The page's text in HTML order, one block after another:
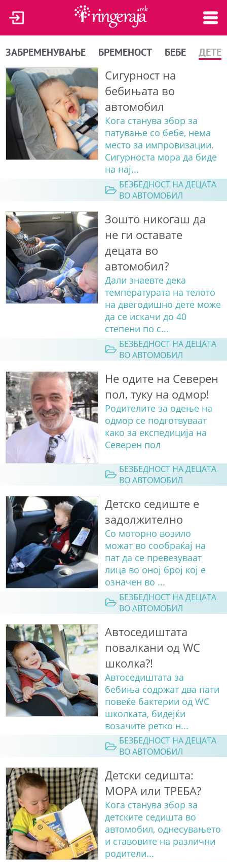
ЗАБРЕМЕНУВАЊЕ БРЕМЕНОСТ БЕБЕ ДЕТЕ
Сигурност на
бебињата во
автомобил
Кога станува збор за
патување со бебе, нема
место за импровизации.
Сигурноста мора да биде
на нај...
БЕЗБЕДНОСТ НА ДЕЦАТА
ВО АВТОМОБИЛ
Зошто никогаш да
не ги оставате
децата во
автомобил?
Дали знаевте дека
температурата на телото
на двегодишно дете може
да се искачи до 40
степени по с...
БЕЗБЕДНОСТ НА ДЕЦАТА
ВО АВТОМОБИЛ
Не одите на Северен
пол, туку на одмор!
Родителите за одење на
одмор се подготвуваат
како за експедиција на
Северен пол
БЕЗБЕДНОСТ НА ДЕЦАТА
ВО АВТОМОБИЛ
Детско седиште е
задолжително
Со моторно возило
можат во сообраќај на
пат да се превезуваат
лица во оној број кој е
означен во ...
БЕЗБЕДНОСТ НА ДЕЦАТА
ВО АВТОМОБИЛ
Автоседиштата
повалкани од WC
школка?!
Автоседиштата за
бебиња содржат два пати
повеќе бактерии од WC
школката, бидејќи
возачите ретко н...
БЕЗБЕДНОСТ НА ДЕЦАТА
ВО АВТОМОБИЛ
Детски седишта:
МОРА или ТРЕБА?
Кога станува збор за
детските седишта во
автомобил, однесувањето
и ставовите на различни
родители...